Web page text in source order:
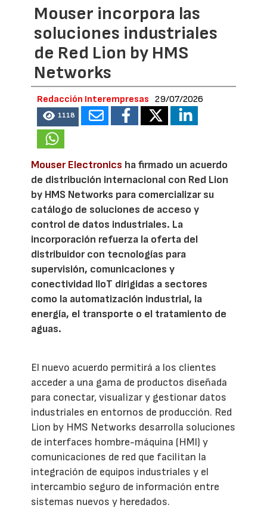
Mouser incorpora las
soluciones industriales
de Red Lion by HMS
Networks
Redacción Interempresas 29/07/2026
1118
Mouser Electronics ha firmado un acuerdo
de distribución internacional con Red Lion
by HMS Networks para comercializar su
catálogo de soluciones de acceso y
control de datos industriales. La
incorporación refuerza la oferta del
distribuidor con tecnologías para
supervisión, comunicaciones y
conectividad IIoT dirigidas a sectores
como la automatización industrial, la
energía, el transporte o el tratamiento de
aguas.
El nuevo acuerdo permitirá a los clientes
acceder a una gama de productos diseñada
para conectar, visualizar y gestionar datos
industriales en entornos de producción. Red
Lion by HMS Networks desarrolla soluciones
de interfaces hombre-máquina (HMI) y
comunicaciones de red que facilitan la
integración de equipos industriales y el
intercambio seguro de información entre
sistemas nuevos y heredados.